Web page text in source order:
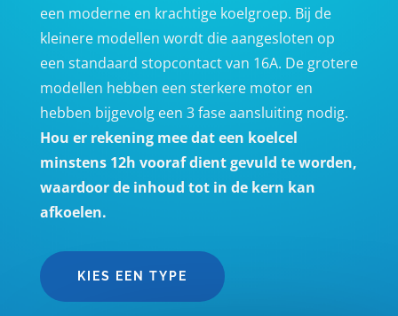
een moderne en krachtige koelgroep. Bij de
kleinere modellen wordt die aangesloten op
een standaard stopcontact van 16A. De grotere
modellen hebben een sterkere motor en
hebben bijgevolg een 3 fase aansluiting nodig.
Hou er rekening mee dat een koelcel
minstens 12h vooraf dient gevuld te worden,
waardoor de inhoud tot in de kern kan
afkoelen.
KIES EEN TYPE